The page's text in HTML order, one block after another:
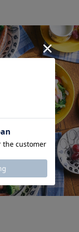
アイテムシリーズで
揃えられることから
います。
ろん薬味皿として
おやつを入れる小
イとしても。
方もあります。
ルの食器との相性
さい。
と楽しく賑やかに。
食事時間を過ごし
だけで
いデザインです。